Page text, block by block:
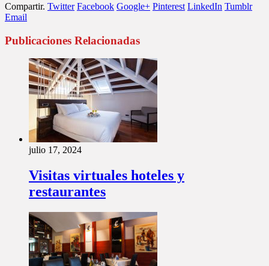
Compartir. Twitter Facebook Google+ Pinterest LinkedIn Tumblr
Email
Publicaciones Relacionadas
julio 17, 2024
Visitas virtuales hoteles y
restaurantes